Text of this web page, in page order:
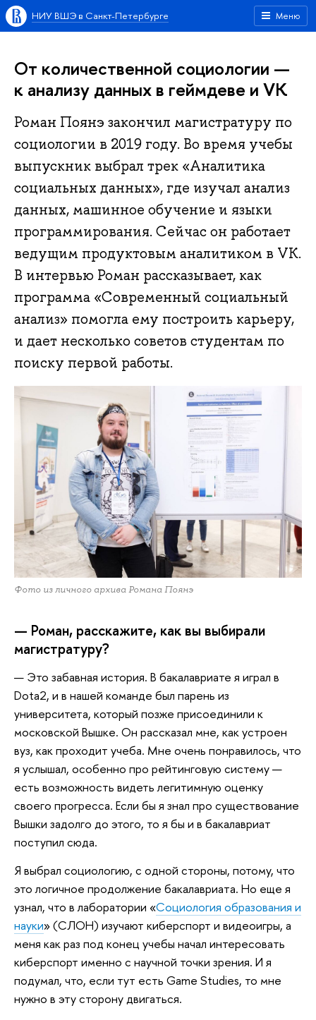
Меню
НИУ ВШЭ в Санкт-Петербурге
От количественной социологии —
к анализу данных в геймдеве и VK
Роман Поянэ закончил магистратуру по
социологии в 2019 году. Во время учебы
выпускник выбрал трек «Аналитика
социальных данных»‎, где изучал анализ
данных, машинное обучение и языки
программирования. Сейчас он работает
ведущим продуктовым аналитиком в VK.
В интервью Роман рассказывает, как
программа «‎Современный социальный
анализ»‎ помогла ему построить карьеру,
и дает несколько советов студентам по
поиску первой работы.
Фото из личного архива Романа Поянэ
— Роман, расскажите, как вы выбирали
магистратуру?
— Это забавная история. В бакалавриате я играл в
Dota2, и в нашей команде был парень из
университета, который позже присоединили к
московской Вышке. Он рассказал мне, как устроен
вуз, как проходит учеба. Мне очень понравилось, что
я услышал, особенно про рейтинговую систему —
есть возможность видеть легитимную оценку
своего прогресса. Если бы я знал про существование
Вышки задолго до этого, то я бы и в бакалавриат
поступил сюда.
Я выбрал социологию, с одной стороны, потому, что
это логичное продолжение бакалавриата. Но еще я
узнал, что в лаборатории «Социология образования и
науки»‎ (СЛОН) изучают киберспорт и видеоигры, а
меня как раз под конец учебы начал интересовать
киберспорт именно с научной точки зрения. И я
подумал, что, если тут есть Game Studies, то мне
нужно в эту сторону двигаться.